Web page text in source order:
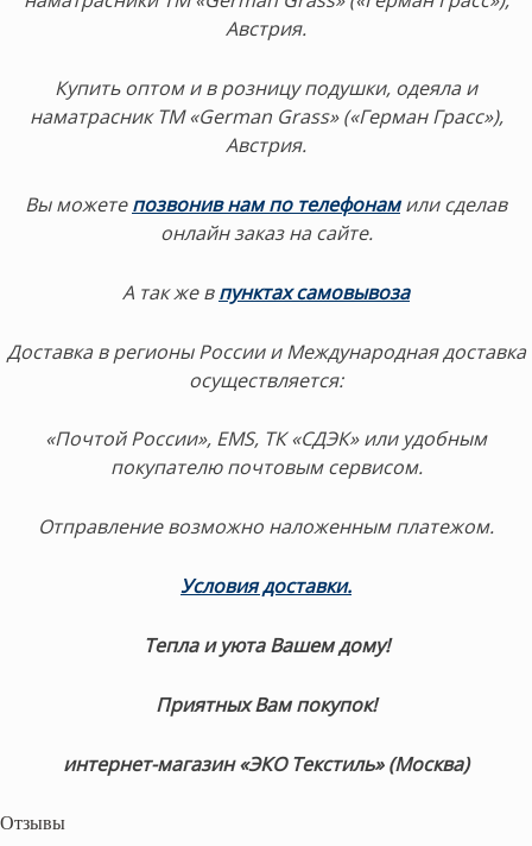
Австрия.
Купить оптом и в розницу подушки, одеяла и
наматрасник ТМ «German Grass» («Герман Грасс»),
Австрия.
Вы можетепозвонив нам по телефонамили сделав
онлайн заказ на сайте.
А так же в пунктах самовывоза
Доставка в регионы России и Международная доставка
осуществляется:
«Почтой России», EMS, ТК «СДЭК» или удобным
покупателю почтовым сервисом.
Отправление возможно наложенным платежом.
Условия доставки.
Тепла и уюта Вашем дому!
Приятных Вам покупок!
интернет-магазин «ЭКО Текстиль» (Москва)
Отзывы